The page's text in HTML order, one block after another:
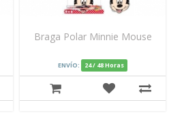
Braga Polar Minnie Mouse
ENVÍO: 24 / 48 Horas